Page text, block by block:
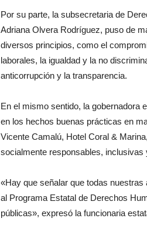
Por su parte, la subsecretaria de
Adriana Olvera Rodríguez, puso de
diversos principios, como el
laborales, la igualdad y la no
anticorrupción y la transparencia.
En el mismo sentido, la gobernadora
en los hechos buenas prácticas en
Vicente Camalú, Hotel Coral &
socialmente responsables,
«Hay que señalar que todas
al Programa Estatal de Derechos
públicas», expresó la funcionaria